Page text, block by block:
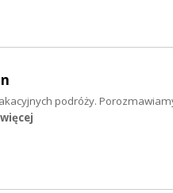
podróży.